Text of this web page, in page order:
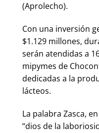
(Aprolecho).
Con una inversión
$1.129 millones,
serán atendidas a
mipymes de
dedicadas a la
lácteos.
La palabra Zasca,
“dios de la